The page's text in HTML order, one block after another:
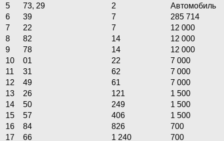
5
73, 29 2
Автомобиль
6
39 7
285 714
7
22 7
12 000
8
82 14
12 000
9
78 14
12 000
10
01 22
7 000
11
31 62
7 000
12
49 61
7 000
13
26 121
1 500
14
50 249
1 500
15
57 406
1 500
16
84 826
700
17
66 1 240 700